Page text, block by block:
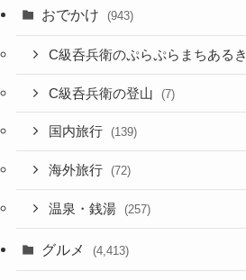
おでかけ (943)
C級呑兵衛のぷらぷらまちあるき
C級呑兵衛の登山 (7)
国内旅行 (139)
海外旅行 (72)
温泉・銭湯 (257)
グルメ (4,413)